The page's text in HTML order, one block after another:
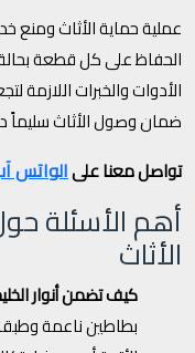
عملية حماية الأثاث ومنع
الحفاظ على كل قطعة بحالة
الأدوات والخبرات اللازمة
ضمان وصول الأثاث
تواصل معنا علىالواتس
أهم الأسئلة
الأثاث
كيف تضمن أنوار
بطاطين ناعمة